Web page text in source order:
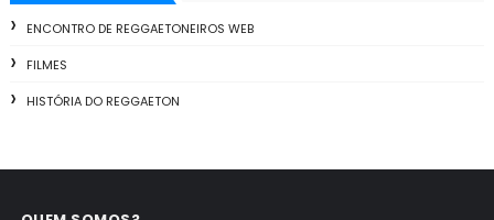
ENCONTRO DE REGGAETONEIROS WEB
FILMES
HISTÓRIA DO REGGAETON